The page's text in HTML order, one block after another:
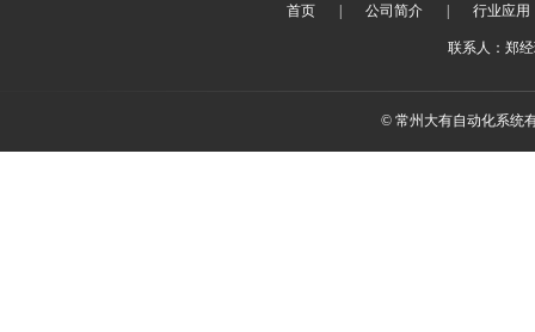
首页 | 公司简介 | 行业应用
联系人：郑
© 常州大有自动化系统